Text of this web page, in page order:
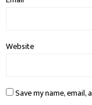
Website
Save my name,